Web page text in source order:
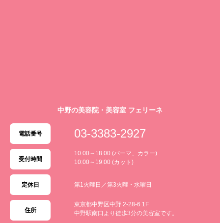
中野の美容院・美容室 フェリーネ
電話番号 03-3383-2927
受付時間
10:00～18:00 (パーマ、カラー)
10:00～19:00 (カット)
定休日 第1火曜日／第3火曜・水曜日
住所
東京都中野区中野 2-28-6 1F
中野駅南口より徒歩3分の美容室です。